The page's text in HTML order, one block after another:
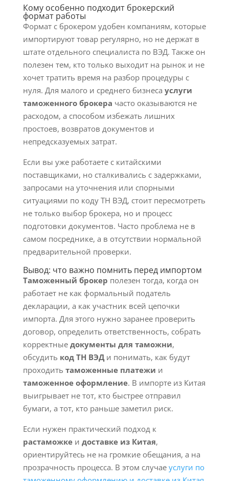
Кому особенно подходит брокерский
формат работы
Формат с брокером удобен компаниям, которые
импортируют товар регулярно, но не держат в
штате отдельного специалиста по ВЭД. Также он
полезен тем, кто только выходит на рынок и не
хочет тратить время на разбор процедуры с
нуля. Для малого и среднего бизнеса услуги
таможенного брокера часто оказываются не
расходом, а способом избежать лишних
простоев, возвратов документов и
непредсказуемых затрат.
Если вы уже работаете с китайскими
поставщиками, но сталкивались с задержками,
запросами на уточнения или спорными
ситуациями по коду ТН ВЭД, стоит пересмотреть
не только выбор брокера, но и процесс
подготовки документов. Часто проблема не в
самом посреднике, а в отсутствии нормальной
предварительной проверки.
Вывод: что важно помнить перед импортом
Таможенный брокер полезен тогда, когда он
работает не как формальный податель
декларации, а как участник всей цепочки
импорта. Для этого нужно заранее проверить
договор, определить ответственность, собрать
корректные документы для таможни,
обсудить код ТН ВЭДи понимать, как будут
проходить таможенные платежи и
таможенное оформление. В импорте из Китая
выигрывает не тот, кто быстрее отправил
бумаги, а тот, кто раньше заметил риск.
Если нужен практический подход к
растаможкеи доставке из Китая,
ориентируйтесь не на громкие обещания, а на
прозрачность процесса. В этом случае услуги по